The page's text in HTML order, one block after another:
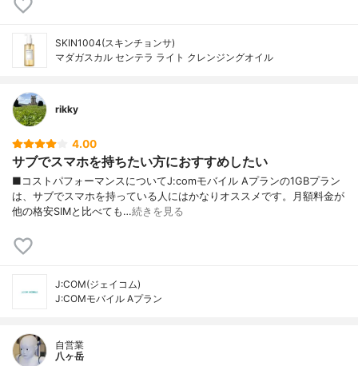
SKIN1004(スキンチョンサ)
マダガスカル センテラ ライト クレンジングオイル
rikky
4.00
サブでスマホを持ちたい方におすすめしたい
■コストパフォーマンスについてJ:comモバイル Aプランの1GBプラン
は、サブでスマホを持っている人にはかなりオススメです。月額料金が
他の格安SIMと比べても…続きを見る
J:COM(ジェイコム)
J:COMモバイル Aプラン
自営業
八ヶ岳